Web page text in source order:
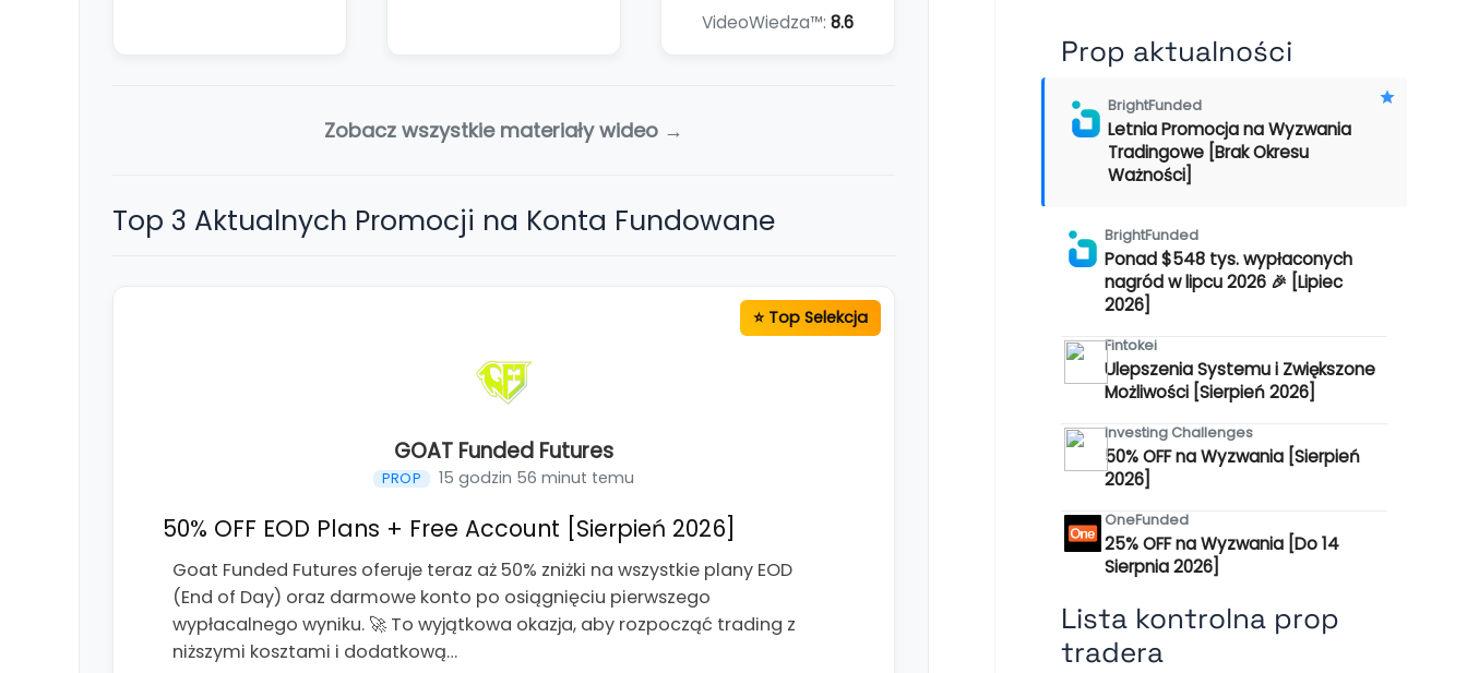
VideoWiedza™: 8.6
Zobacz wszystkie materiały wideo →
Top 3 Aktualnych Promocji na Konta Fundowane
GOAT Funded Futures
PROP 15 godzin 56 minut temu
50% OFF EOD Plans + Free Account [Sierpień 2026]
Goat Funded Futures oferuje teraz aż 50% zniżki na wszystkie plany EOD
(End of Day) oraz darmowe konto po osiągnięciu pierwszego
wypłacalnego wyniku. 🚀 To wyjątkowa okazja, aby rozpocząć trading z
niższymi kosztami i dodatkową…
Prop aktualności
BrightFunded
Letnia Promocja na Wyzwania
Tradingowe [Brak Okresu
Ważności]
BrightFunded
Ponad $548 tys. wypłaconych
nagród w lipcu 2026 🎉 [Lipiec
2026]
Fintokei
Ulepszenia Systemu i Zwiększone
Możliwości [Sierpień 2026]
Investing Challenges
50% OFF na Wyzwania [Sierpień
2026]
OneFunded
25% OFF na Wyzwania [Do 14
Sierpnia 2026]
Lista kontrolna prop
tradera